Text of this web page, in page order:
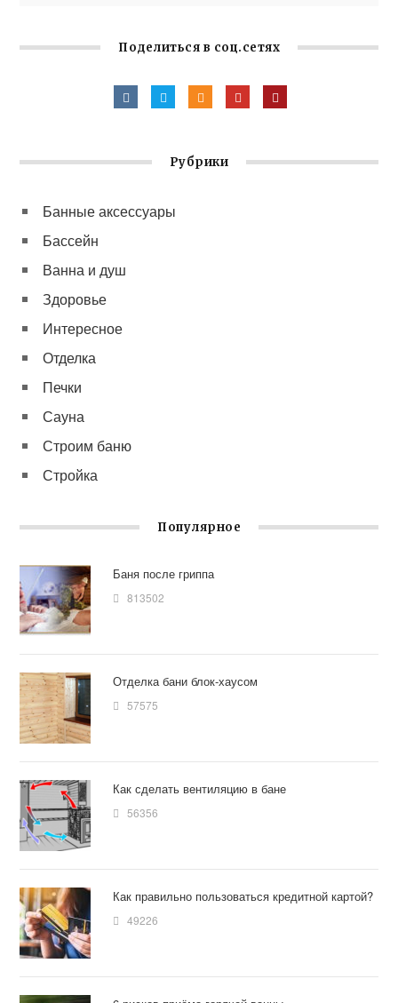
Поделиться в соц.сетях
Рубрики
Банные аксессуары
Бассейн
Ванна и душ
Здоровье
Интересное
Отделка
Печки
Сауна
Строим баню
Стройка
Популярное
Баня после гриппа
813502
Отделка бани блок-хаусом
57575
Как сделать вентиляцию в бане
56356
Как правильно пользоваться кредитной картой?
49226